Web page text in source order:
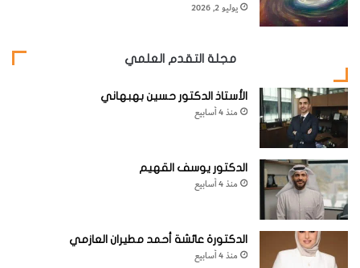
يوليو 2, 2026
مجلة التقدم العلمي
الأستاذ الدكتور حسين بهبهاني
منذ 4 أسابيع
الدكتور يوسف القهيم
منذ 4 أسابيع
الدكتورة عائشة أحمد مطيران العازمي
منذ 4 أسابيع